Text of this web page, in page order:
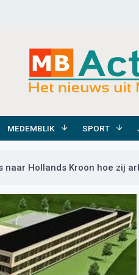
MEDEMBLIK SPORT
naar Hollands Kroon hoe zij